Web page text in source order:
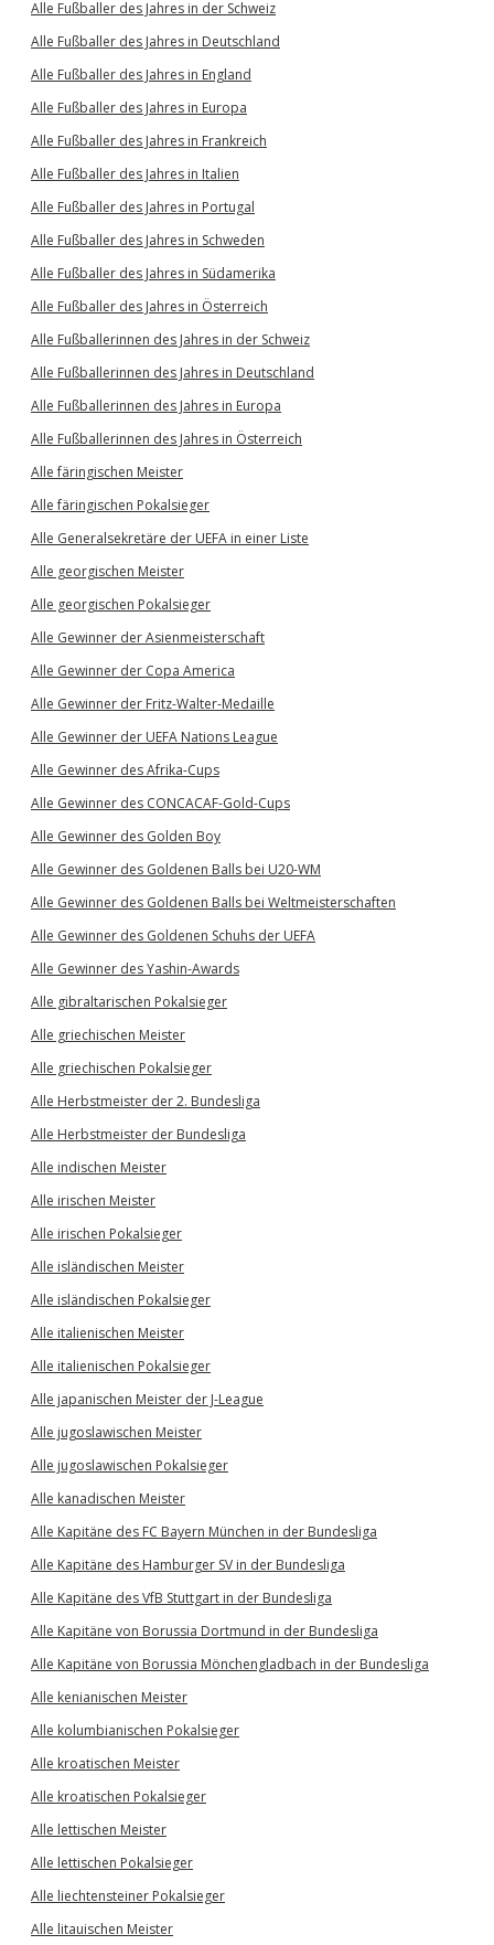
Alle Fußballer des Jahres in der Schweiz
Alle Fußballer des Jahres in Deutschland
Alle Fußballer des Jahres in England
Alle Fußballer des Jahres in Europa
Alle Fußballer des Jahres in Frankreich
Alle Fußballer des Jahres in Italien
Alle Fußballer des Jahres in Portugal
Alle Fußballer des Jahres in Schweden
Alle Fußballer des Jahres in Südamerika
Alle Fußballer des Jahres in Österreich
Alle Fußballerinnen des Jahres in der Schweiz
Alle Fußballerinnen des Jahres in Deutschland
Alle Fußballerinnen des Jahres in Europa
Alle Fußballerinnen des Jahres in Österreich
Alle färingischen Meister
Alle färingischen Pokalsieger
Alle Generalsekretäre der UEFA in einer Liste
Alle georgischen Meister
Alle georgischen Pokalsieger
Alle Gewinner der Asienmeisterschaft
Alle Gewinner der Copa America
Alle Gewinner der Fritz-Walter-Medaille
Alle Gewinner der UEFA Nations League
Alle Gewinner des Afrika-Cups
Alle Gewinner des CONCACAF-Gold-Cups
Alle Gewinner des Golden Boy
Alle Gewinner des Goldenen Balls bei U20-WM
Alle Gewinner des Goldenen Balls bei Weltmeisterschaften
Alle Gewinner des Goldenen Schuhs der UEFA
Alle Gewinner des Yashin-Awards
Alle gibraltarischen Pokalsieger
Alle griechischen Meister
Alle griechischen Pokalsieger
Alle Herbstmeister der 2. Bundesliga
Alle Herbstmeister der Bundesliga
Alle indischen Meister
Alle irischen Meister
Alle irischen Pokalsieger
Alle isländischen Meister
Alle isländischen Pokalsieger
Alle italienischen Meister
Alle italienischen Pokalsieger
Alle japanischen Meister der J-League
Alle jugoslawischen Meister
Alle jugoslawischen Pokalsieger
Alle kanadischen Meister
Alle Kapitäne des FC Bayern München in der Bundesliga
Alle Kapitäne des Hamburger SV in der Bundesliga
Alle Kapitäne des VfB Stuttgart in der Bundesliga
Alle Kapitäne von Borussia Dortmund in der Bundesliga
Alle Kapitäne von Borussia Mönchengladbach in der Bundesliga
Alle kenianischen Meister
Alle kolumbianischen Pokalsieger
Alle kroatischen Meister
Alle kroatischen Pokalsieger
Alle lettischen Meister
Alle lettischen Pokalsieger
Alle liechtensteiner Pokalsieger
Alle litauischen Meister